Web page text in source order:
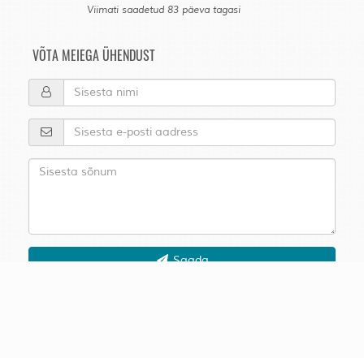
Viimati saadetud 83 päeva tagasi
VÕTA MEIEGA ÜHENDUST
Saada